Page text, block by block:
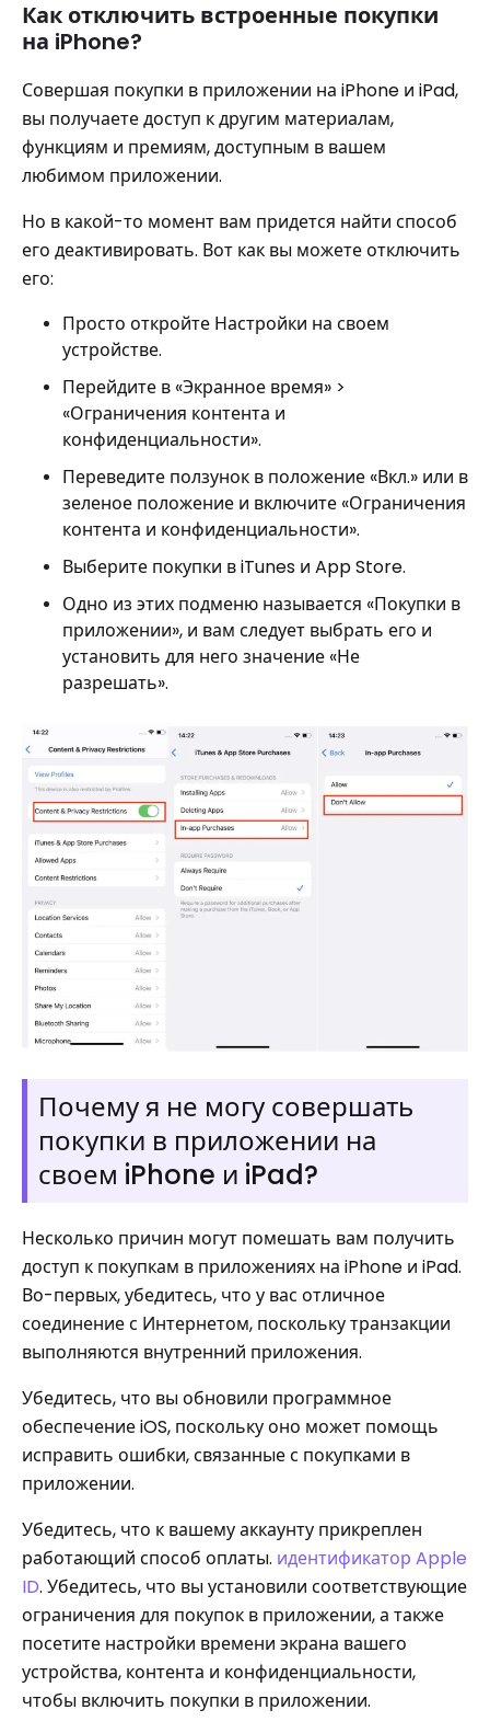
Как отключить встроенные покупки
на iPhone?
Совершая покупки в приложении на iPhone и iPad,
вы получаете доступ к другим материалам,
функциям и премиям, доступным в вашем
любимом приложении.
Но в какой-то момент вам придется найти способ
его деактивировать. Вот как вы можете отключить
его:
Просто откройте Настройки на своем
устройстве.
Перейдите в «Экранное время» >
«Ограничения контента и
конфиденциальности».
Переведите ползунок в положение «Вкл.» или в
зеленое положение и включите «Ограничения
контента и конфиденциальности».
Выберите покупки в iTunes и App Store.
Одно из этих подменю называется «Покупки в
приложении», и вам следует выбрать его и
установить для него значение «Не
разрешать».
Почему я не могу совершать
покупки в приложении на
своем iPhone и iPad?
Несколько причин могут помешать вам получить
доступ к покупкам в приложениях на iPhone и iPad.
Во-первых, убедитесь, что у вас отличное
соединение с Интернетом, поскольку транзакции
выполняются внутренний приложения.
Убедитесь, что вы обновили программное
обеспечение iOS, поскольку оно может помощь
исправить ошибки, связанные с покупками в
приложении.
Убедитесь, что к вашему аккаунту прикреплен
работающий способ оплаты. идентификатор Apple
ID. Убедитесь, что вы установили соответствующие
ограничения для покупок в приложении, а также
посетите настройки времени экрана вашего
устройства, контента и конфиденциальности,
чтобы включить покупки в приложении.